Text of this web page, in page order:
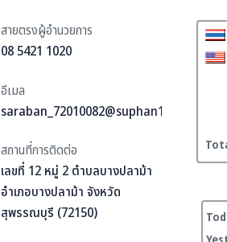
08 5421 1020
สายตรงผู้อำนวยการ
saraban_72010082@suphan1.go.th
อีเมล
เลขที่ 12 หมู่ 2 ตำบลบางปลาม้า
อำเภอบางปลาม้า จังหวัด
สุพรรณบุรี (72150)
สถานที่การติดต่อ